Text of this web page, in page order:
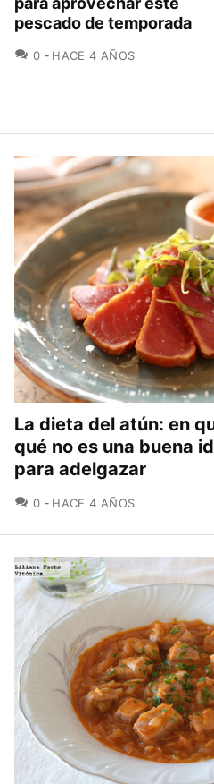
pescado de temporada
0 COMENTARIOS
HACE 4 AÑOS
La dieta del atún: en
qué no es una buena
para adelgazar
0 COMENTARIOS
HACE 4 AÑOS